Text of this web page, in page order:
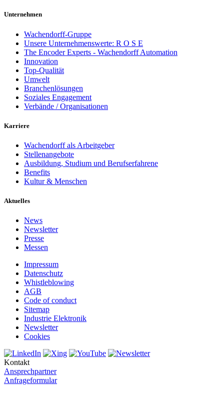
Unternehmen
Wachendorff-Gruppe
Unsere Unternehmenswerte: R O S E
The Encoder Experts - Wachendorff Automation
Innovation
Top-Qualität
Umwelt
Branchenlösungen
Soziales Engagement
Verbände / Organisationen
Karriere
Wachendorff als Arbeitgeber
Stellenangebote
Ausbildung, Studium und Berufserfahrene
Benefits
Kultur & Menschen
Aktuelles
News
Newsletter
Presse
Messen
Impressum
Datenschutz
Whistleblowing
AGB
Code of conduct
Sitemap
Industrie Elektronik
Newsletter
Cookies
Kontakt
Ansprechpartner
Anfrageformular